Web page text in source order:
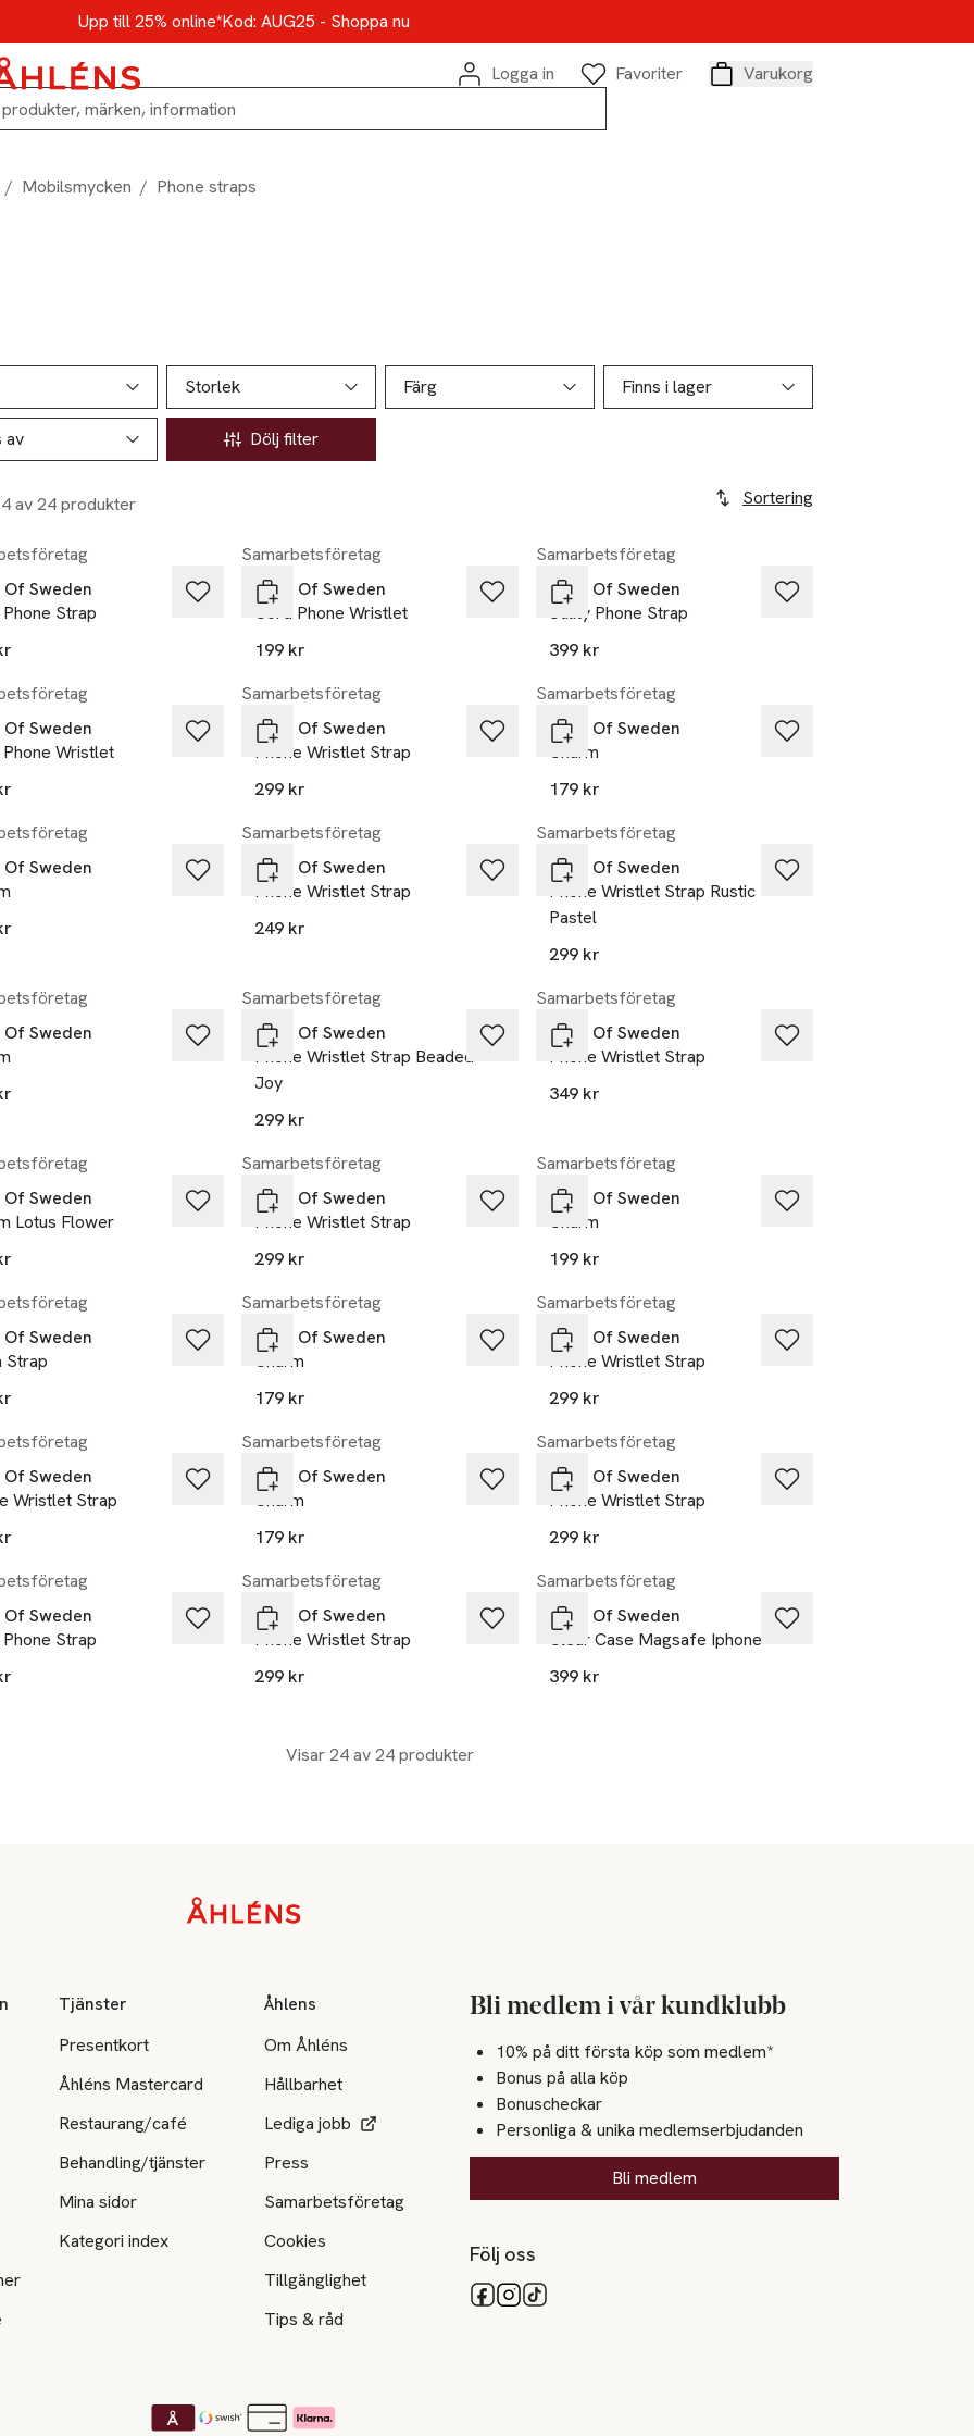
Upp till 25% online*Kod: AUG25 - Shoppa nu
Logga in
Favoriter
Varukorg
/ Mobilsmycken / Phone straps
produktsidan
Storlek Färg Finns i lager
av Dölj filter
av 24 produkter Sortering
produkter
Of Sweden
Strap
Samarbetsföretag
Ideal Of Sweden
Cord Phone Wristlet
199 kr
Samarbetsföretag
Ideal Of Sweden
Utility Phone Strap
399 kr
Of Sweden
Phone Wristlet
Samarbetsföretag
Ideal Of Sweden
Phone Wristlet Strap
299 kr
Samarbetsföretag
Ideal Of Sweden
Charm
179 kr
Of Sweden
Samarbetsföretag
Ideal Of Sweden
Phone Wristlet Strap
249 kr
Samarbetsföretag
Ideal Of Sweden
Phone Wristlet Strap Rustic
Pastel
299 kr
Of Sweden
Samarbetsföretag
Ideal Of Sweden
Phone Wristlet Strap Beaded
Joy
299 kr
Samarbetsföretag
Ideal Of Sweden
Phone Wristlet Strap
349 kr
Of Sweden
Lotus Flower
Samarbetsföretag
Ideal Of Sweden
Phone Wristlet Strap
299 kr
Samarbetsföretag
Ideal Of Sweden
Charm
199 kr
Of Sweden
Strap
Samarbetsföretag
Ideal Of Sweden
Charm
179 kr
Samarbetsföretag
Ideal Of Sweden
Phone Wristlet Strap
299 kr
Of Sweden
Wristlet Strap
Samarbetsföretag
Ideal Of Sweden
Charm
179 kr
Samarbetsföretag
Ideal Of Sweden
Phone Wristlet Strap
299 kr
Of Sweden
Strap
Samarbetsföretag
Ideal Of Sweden
Phone Wristlet Strap
299 kr
Samarbetsföretag
Ideal Of Sweden
Clear Case Magsafe Iphone
399 kr
Visar 24 av 24 produkter
Tjänster
Presentkort
Åhléns Mastercard
Restaurang/café
Behandling/tjänster
Mina sidor
Kategori index
Åhlens
Om Åhléns
Hållbarhet
Lediga jobb
Press
Samarbetsföretag
Cookies
Tillgänglighet
Tips & råd
Bli medlem i vår kundklubb
10% på ditt första köp som medlem*
Bonus på alla köp
Bonuscheckar
Personliga & unika medlemserbjudanden
Bli medlem
Följ oss